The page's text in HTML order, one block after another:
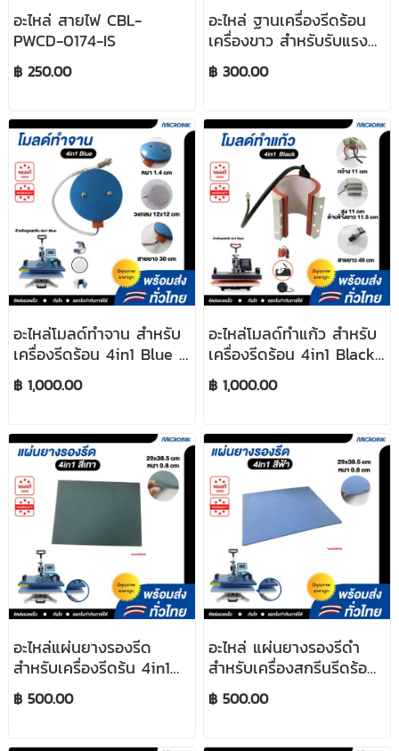
อะไหล่ สายไฟ CBL-
PWCD-0174-IS
฿ 250.00
อะไหล่ ฐานเครื่องรีดร้อน
เครื่องขาว สำหรับรับแรง
ก้านโยก
฿ 300.00
อะไหล่โมลด์ทำจาน สำหรับ
เครื่องรีดร้อน 4in1 Blue สี
ฟ้า
฿ 1,000.00
อะไหล่โมลด์ทำแก้ว สำหรับ
เครื่องรีดร้อน 4in1 Black
สายสีดำ
฿ 1,000.00
อะไหล่แผ่นยางรองรีด
สำหรับเครื่องรีดร้น 4in1
(ของเก่ามีตำหนิ)
฿ 500.00
อะไหล่ แผ่นยางรองรีดำ
สำหรับเครื่องสกรีนรีดร้อน
4in1 สีฟ้า (สินค้าเก่ามี
ตำหนิ)
฿ 500.00